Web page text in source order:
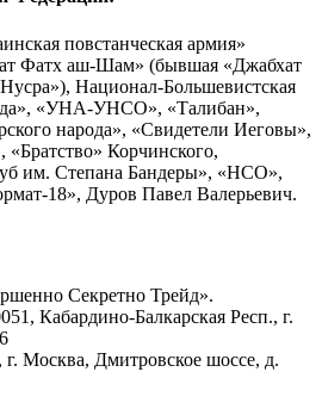
повстанческая армия»
Фатх аш-Шам» (бывшая «Джабхат
Национал-Большевистская
«УНА-УНСО», «Талибан»,
народа», «Свидетели Иеговы»,
Корчинского,
им. Степана Бандеры», «НСО»,
18», Дуров Павел Валерьевич.
Секретно Трейд».
Кабардино-Балкарская Респ., г.
Москва, Дмитровское шоссе, д.